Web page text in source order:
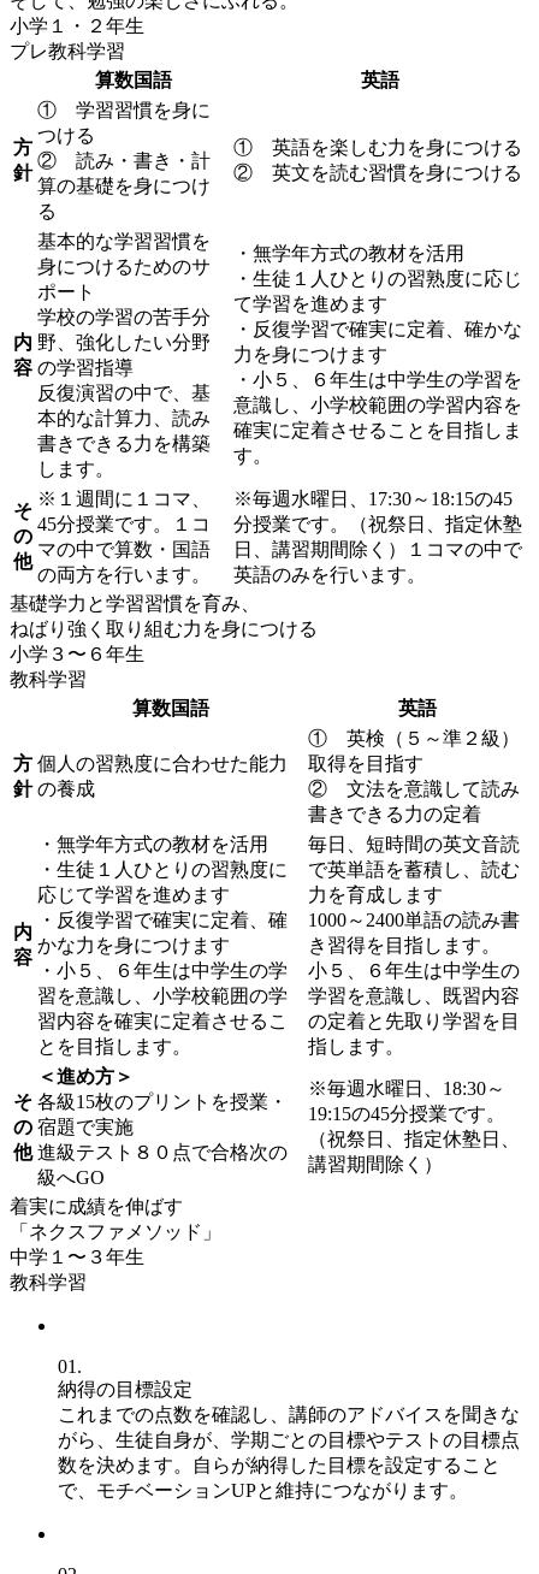
小学１・２年生
プレ教科学習
算数国語 英語
方
針
① 学習習慣を身に
つける
② 読み・書き・計
算の基礎を身につけ
る
① 英語を楽しむ力を身につける
② 英文を読む習慣を身につける
内
容
基本的な学習習慣を
身につけるためのサ
ポート
学校の学習の苦手分
野、強化したい分野
の学習指導
反復演習の中で、基
本的な計算力、読み
書きできる力を構築
します。
・無学年方式の教材を活用
・生徒１人ひとりの習熟度に応じ
て学習を進めます
・反復学習で確実に定着、確かな
力を身につけます
・小５、６年生は中学生の学習を
意識し、小学校範囲の学習内容を
確実に定着させることを目指しま
す。
そ
の
他
※１週間に１コマ、
45分授業です。１コ
マの中で算数・国語
の両方を行います。
※毎週水曜日、17:30～18:15の45
分授業です。（祝祭日、指定休塾
日、講習期間除く）１コマの中で
英語のみを行います。
基礎学力と学習習慣を育み、
ねばり強く取り組む力を身につける
小学３〜６年生
教科学習
算数国語 英語
方
針
個人の習熟度に合わせた能力
の養成
① 英検（５～準２級）
取得を目指す
② 文法を意識して読み
書きできる力の定着
内
容
・無学年方式の教材を活用
・生徒１人ひとりの習熟度に
応じて学習を進めます
・反復学習で確実に定着、確
かな力を身につけます
・小５、６年生は中学生の学
習を意識し、小学校範囲の学
習内容を確実に定着させるこ
とを目指します。
毎日、短時間の英文音読
で英単語を蓄積し、読む
力を育成します
1000～2400単語の読み書
き習得を目指します。
小５、６年生は中学生の
学習を意識し、既習内容
の定着と先取り学習を目
指します。
そ
の
他
＜進め方＞
各級15枚のプリントを授業・
宿題で実施
進級テスト８０点で合格次の
級へGO
※毎週水曜日、18:30～
19:15の45分授業です。
（祝祭日、指定休塾日、
講習期間除く）
着実に成績を伸ばす
「ネクスファメソッド」
中学１〜３年生
教科学習
01.
納得の目標設定
これまでの点数を確認し、講師のアドバイスを聞きな
がら、生徒自身が、学期ごとの目標やテストの目標点
数を決めます。自らが納得した目標を設定すること
で、モチベーションUPと維持につながります。